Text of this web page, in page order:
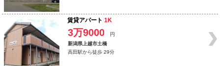
賃貸アパート 1K
3万9000
円
新潟県上越市土橋
高田駅から徒歩 29分